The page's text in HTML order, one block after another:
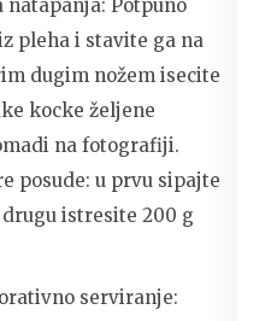
Potpuno
pleha i stavite ga na
dugim nožem isecite
kocke željene
na fotografiji.
posude: u prvu sipajte
istresite 200 g
serviranje: